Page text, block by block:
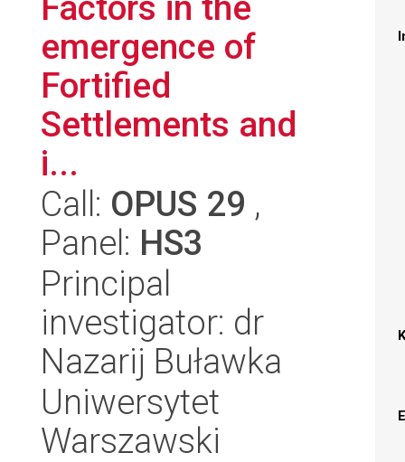
emergence of
Fortified
Settlements and
i...
Call: OPUS 29 ,
Panel: HS3
Principal
investigator: dr
Nazarij Buławka
Uniwersytet
Warszawski